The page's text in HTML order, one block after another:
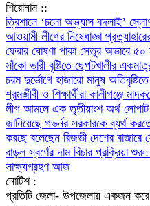
শিরোনাম ::
‎ত্রিশালে ‘চলো অভ্যাস বদলাই’
আওয়ামী লীগের নিষেধাজ্ঞা
ফেরার ঘোষণা পাকা সেতুর অভাবে ৫০
সাঁকো ভারী বৃষ্টিতে ছেপটখালীর
চরম দুর্ভোগে হাজারো মানুষ
শ্রমজীবী ও শিক্ষার্থীরা কালীগঞ্জে
লীগ আমলে এক তৃতীয়াংশ অর্থ লোপাট
জানিয়েছে গভর্নর সরকারকে ব্যর্থ
করছে বলেছেন রিজভী দেশের
বাড়ল স্বর্ণের দাম বিচার প্রক্রিয়া
সাক্ষ্যগ্রহণ আজ
নোটিশ :
প্রতিটি জেলা- উপজেলায় একজন